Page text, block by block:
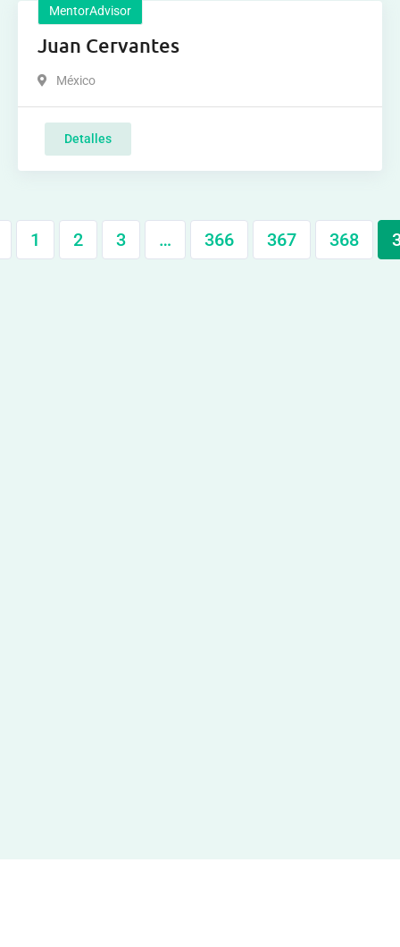
MentorAdvisor
Juan Cervantes
México
Detalles
1 2 3 … 366 367 368